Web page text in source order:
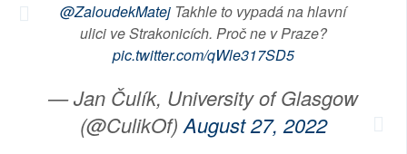
@ZaloudekMatej Takhle to vypadá na hlavní
ulici ve Strakonicích. Proč ne v Praze?
pic.twitter.com/qWle317SD5
— Jan Čulík, University of Glasgow
(@CulikOf) August 27, 2022